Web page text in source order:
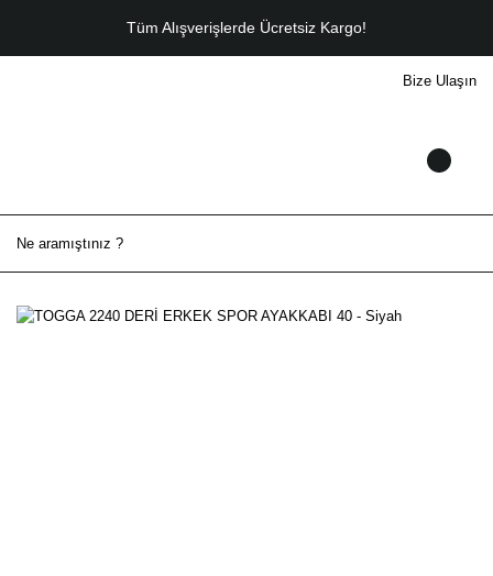
Tüm Alışverişlerde Ücretsiz Kargo!
Bize Ulaşın